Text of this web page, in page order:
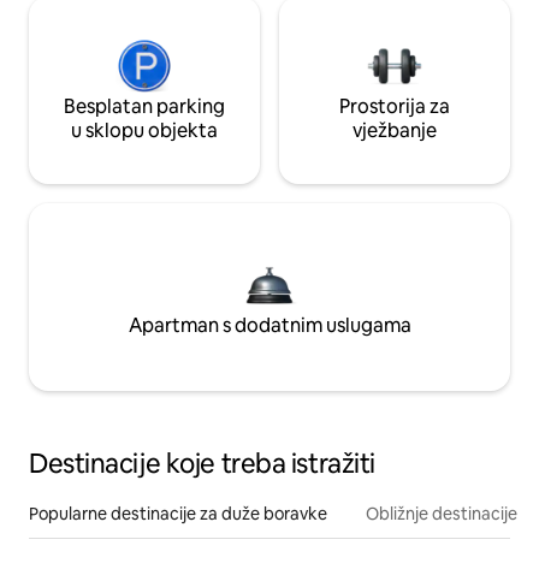
Besplatan parking
u sklopu objekta
Prostorija za
vježbanje
Apartman s dodatnim uslugama
Destinacije koje treba istražiti
Popularne destinacije za duže boravke Obližnje destinacije